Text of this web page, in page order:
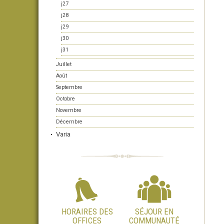
j27
j28
j29
j30
j31
Juillet
Août
Septembre
Octobre
Novembre
Décembre
Varia
HORAIRES DES
OFFICES
SÉJOUR EN
COMMUNAUTÉ